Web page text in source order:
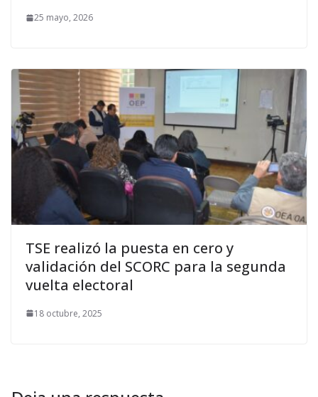
25 mayo, 2026
TSE realizó la puesta en cero y
validación del SCORC para la segunda
vuelta electoral
18 octubre, 2025